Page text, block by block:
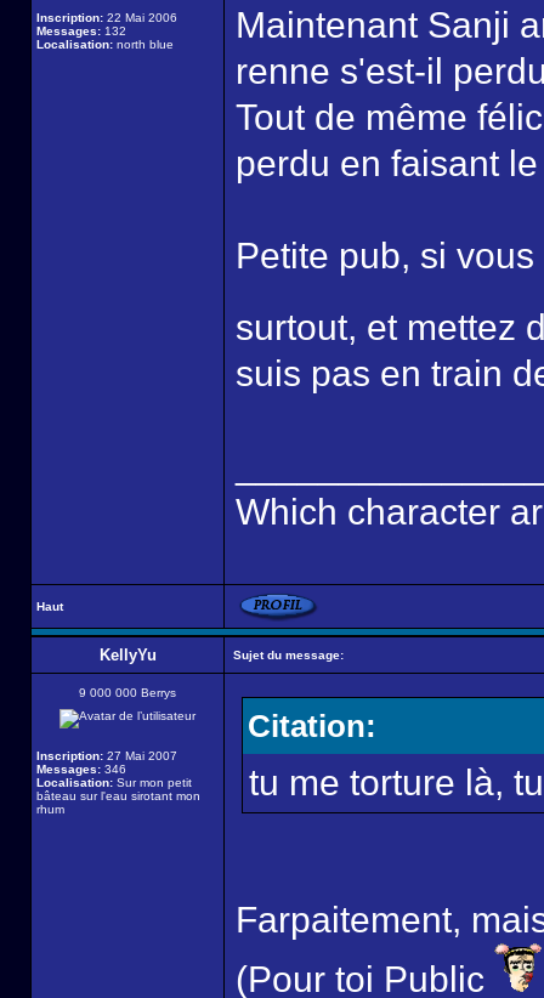
Inscription: 22 Mai 2006
Messages: 132
Localisation: north blue
Maintenant Sanji
renne s'est-il
Tout de même
perdu en faisant
Petite pub, si
surtout, et mettez
suis pas en train
Which character
Haut
KellyYu Sujet du message:
9 000 000 Berrys
Inscription: 27 Mai 2007
Messages: 346
Localisation: Sur mon petit
bâteau sur l'eau sirotant mon
rhum
Citation:
tu me torture là,
Farpaitement,
(Pour toi Public